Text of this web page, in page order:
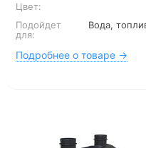
Цвет:
Подойдет
для:
Вода,
Подробнее о товаре →